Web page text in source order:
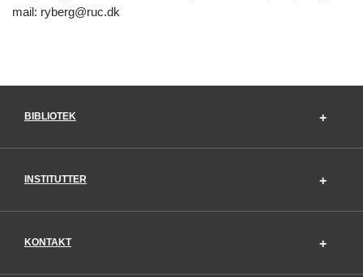
mail: ryberg@ruc.dk
BIBLIOTEK
INSTITUTTER
KONTAKT